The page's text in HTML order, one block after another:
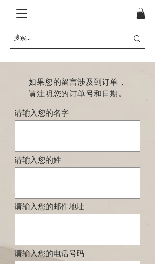
​如果您的留言涉及到订单，
请注明您的订单号和日期。
请输入您的名字
请输入您的姓
请输入您的邮件地址
请输入您的电话号码